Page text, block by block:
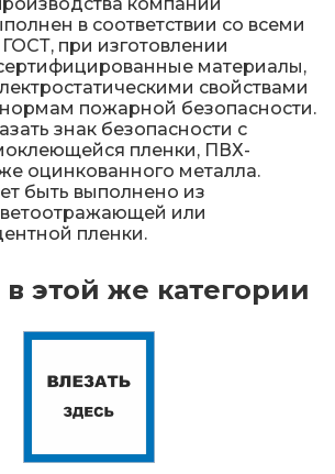
в соответствии со всеми
при изготовлении
материалы,
свойствами
пожарной безопасности.
знак безопасности с
пленки, ПВХ-
оцинкованного металла.
быть выполнено из
или
пленки.
этой же категории